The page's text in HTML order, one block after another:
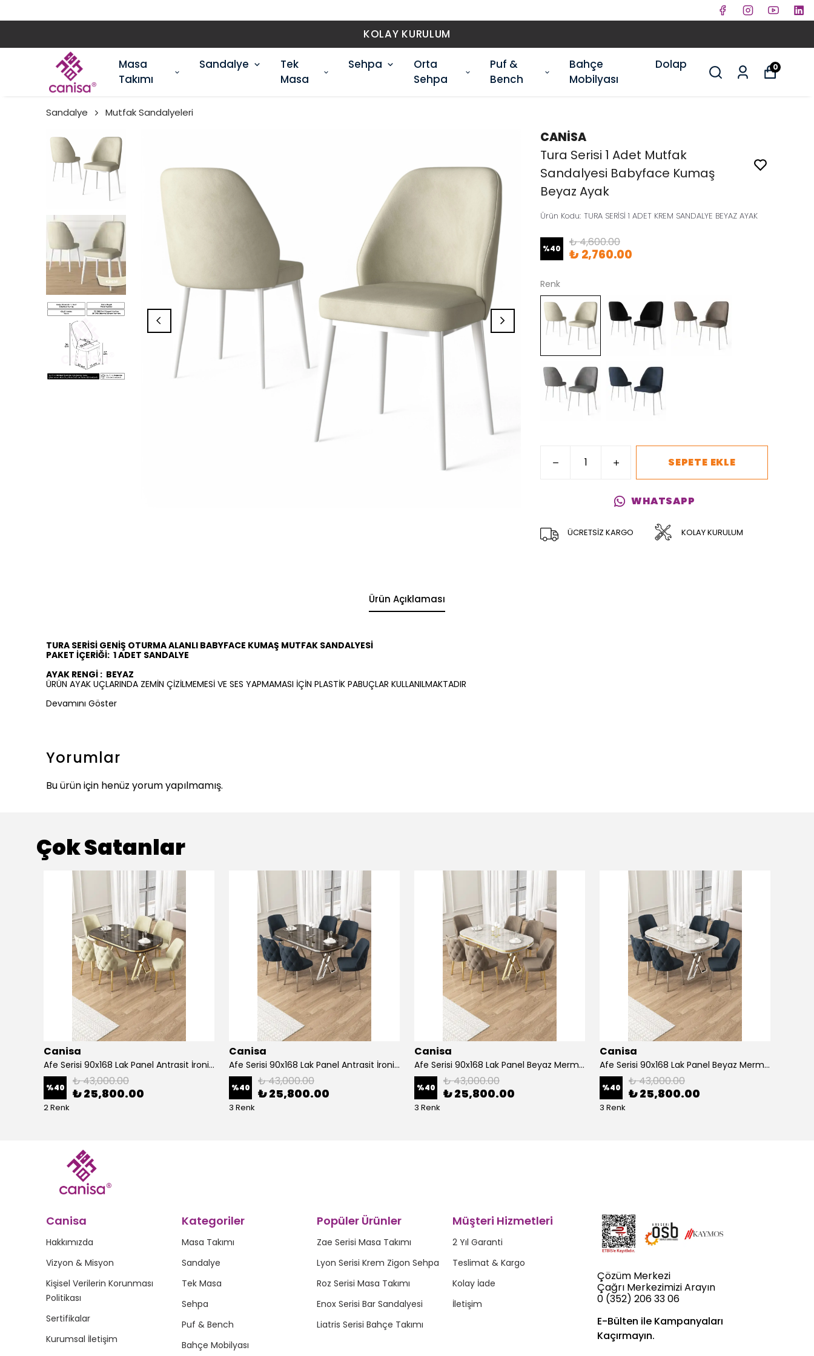
KOLAY KURULUM
Masa
Takımı
Sandalye
Tek
Masa
Sehpa
Orta
Sehpa
Puf &
Bench
Bahçe
Mobilyası
Dolap 0
Sandalye Mutfak Sandalyeleri
CANİSA
Tura Serisi 1 Adet Mutfak
Sandalyesi Babyface Kumaş
Beyaz Ayak
Ürün Kodu: TURA SERİSİ 1 ADET KREM SANDALYE BEYAZ AYAK
%40 ₺ 4,600.00
₺ 2,760.00
Renk
SEPETE EKLE
WHATSAPP
ÜCRETSİZ KARGO KOLAY KURULUM
Ürün Açıklaması
TURA SERİSİ GENİŞ OTURMA ALANLI BABYFACE KUMAŞ MUTFAK SANDALYESİ
PAKET İÇERİĞİ: 1 ADET SANDALYE
AYAK RENGİ : BEYAZ
ÜRÜN AYAK UÇLARINDA ZEMİN ÇİZİLMEMESİ VE SES YAPMAMASI İÇİN PLASTİK PABUÇLAR KULLANILMAKTADIR
Devamını Göster
Yorumlar
Bu ürün için henüz yorum yapılmamış.
Çok Satanlar
Canisa
Afe Serisi 90x168 Lak Panel Antrasit İroni Masa ve 6 Sandalye Gold Kaplama Ayak
%40 ₺ 43,000.00
₺ 25,800.00
2 Renk
Canisa
Afe Serisi 90x168 Lak Panel Antrasit İroni Masa ve 6 Sandalye Krom Kaplama Ayak
%40 ₺ 43,000.00
₺ 25,800.00
3 Renk
Canisa
Afe Serisi 90x168 Lak Panel Beyaz Mermer Desen Masa ve 6 Sandalye Gold Kaplama Ayak
%40 ₺ 43,000.00
₺ 25,800.00
3 Renk
Canisa
Afe Serisi 90x168 Lak Panel Beyaz Mermer Desen Masa ve 6 Sandalye Krom Kaplama Ayak
%40 ₺ 43,000.00
₺ 25,800.00
3 Renk
Canisa
Hakkımızda
Vizyon & Misyon
Kişisel Verilerin Korunması
Politikası
Sertifikalar
Kurumsal İletişim
Kategoriler
Masa Takımı
Sandalye
Tek Masa
Sehpa
Puf & Bench
Bahçe Mobilyası
Popüler Ürünler
Zae Serisi Masa Takımı
Lyon Serisi Krem Zigon Sehpa
Roz Serisi Masa Takımı
Enox Serisi Bar Sandalyesi
Liatris Serisi Bahçe Takımı
Müşteri Hizmetleri
2 Yıl Garanti
Teslimat & Kargo
Kolay İade
İletişim
Çözüm Merkezi
Çağrı Merkezimizi Arayın
0 (352) 206 33 06
E-Bülten ile Kampanyaları
Kaçırmayın.